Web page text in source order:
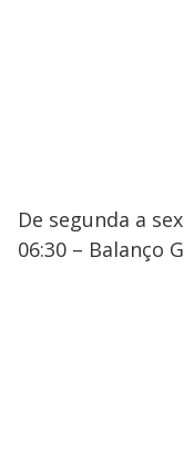
De segunda a
06:30 – Balanço